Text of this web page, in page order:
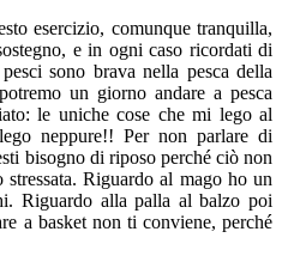
esercizio, comunque tranquilla,
e in ogni caso ricordati di
sono brava nella pesca della
un giorno andare a pesca
le uniche cose che mi lego al
neppure!! Per non parlare di
bisogno di riposo perché ciò non
Riguardo al mago ho un
Riguardo alla palla al balzo poi
a basket non ti conviene, perché